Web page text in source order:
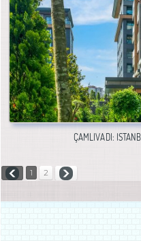
ÇAMLIVADI:
1 2